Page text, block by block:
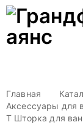
Главная
Аксессуары для
Т Шторка для